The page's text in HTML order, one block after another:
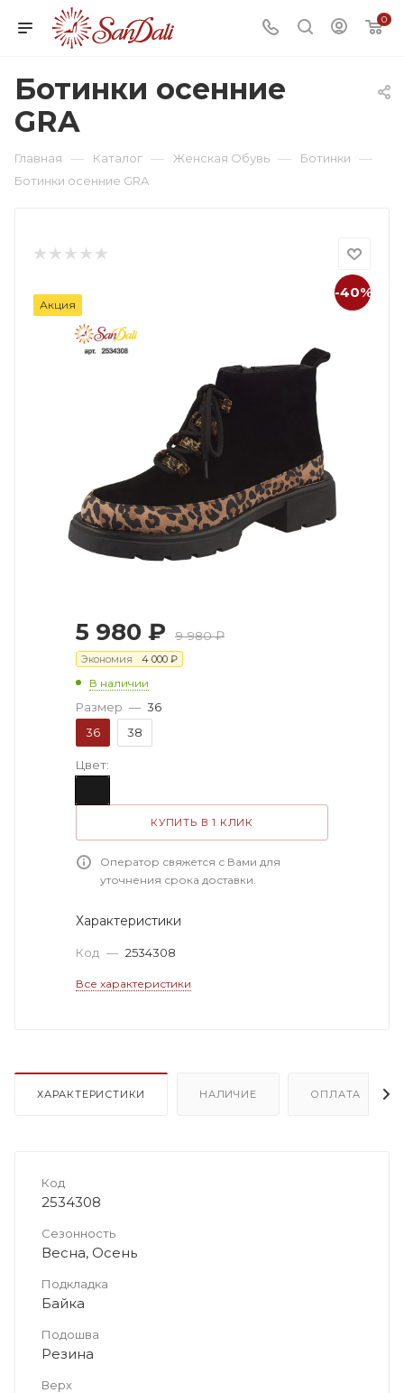
0
Ботинки осенние
GRA
Главная — Каталог — Женская Обувь — Ботинки —
Ботинки осенние GRA
-40%
Акция
5 980 ₽ 9 980₽
Экономия 4 000 ₽
В наличии
Размер — 36
36
38
Цвет:
КУПИТЬ В 1 КЛИК
Оператор свяжется с Вами для
уточнения срока доставки.
Характеристики
Код — 2534308
Все характеристики
ХАРАКТЕРИСТИКИ НАЛИЧИЕ ОПЛАТА
Код
2534308
Сезонность
Весна, Осень
Подкладка
Байка
Подошва
Резина
Верх